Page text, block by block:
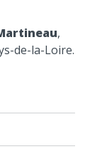
,
de-la-Loire.